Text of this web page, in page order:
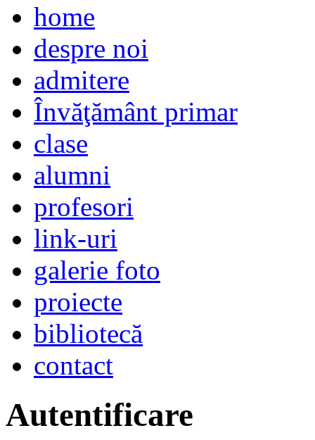
home
despre noi
admitere
Învăţământ primar
clase
alumni
profesori
link-uri
galerie foto
proiecte
bibliotecă
contact
Autentificare